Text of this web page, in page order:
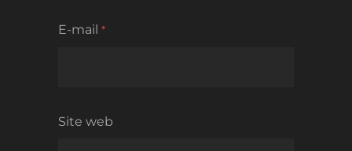
E-mail *
Site web